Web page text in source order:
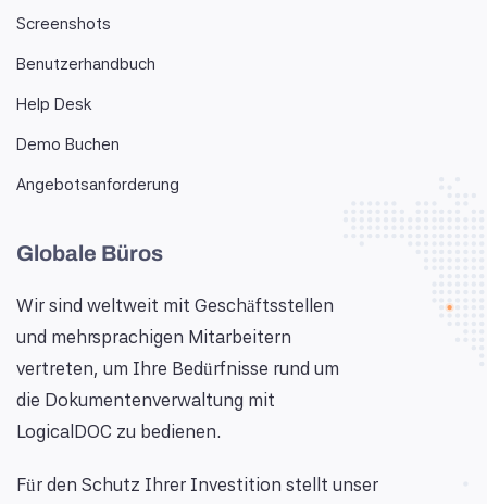
Screenshots
Benutzerhandbuch
Help Desk
Demo Buchen
Angebotsanforderung
Globale Büros
Wir sind weltweit mit Geschäftsstellen
und mehrsprachigen Mitarbeitern
vertreten, um Ihre Bedürfnisse rund um
die Dokumentenverwaltung mit
LogicalDOC zu bedienen.
Für den Schutz Ihrer Investition stellt unser